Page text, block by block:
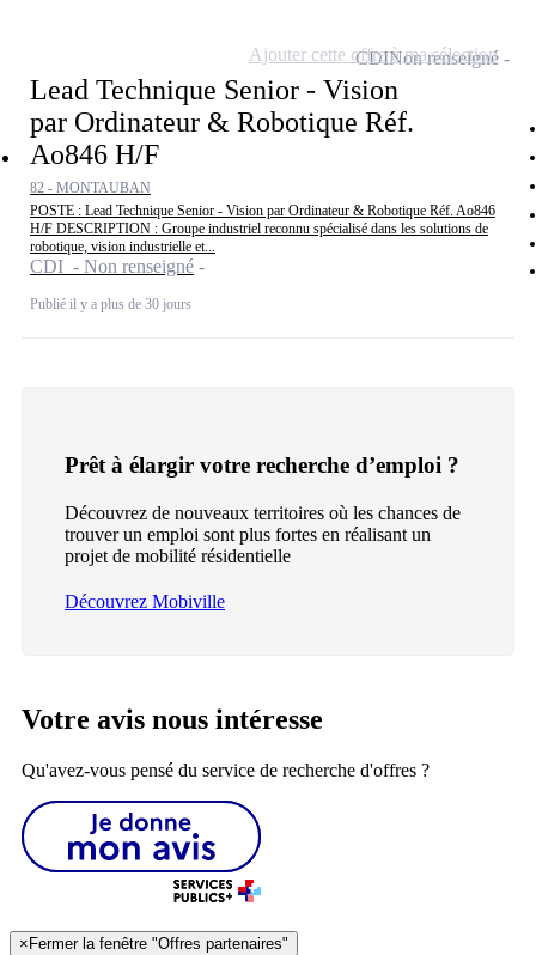
Lead Technique Senior - Vision
par Ordinateur & Robotique Réf.
Ao846 H/F
82 - MONTAUBAN
POSTE : Lead Technique Senior - Vision par Ordinateur & Robotique Réf. Ao846
H/F DESCRIPTION : Groupe industriel reconnu spécialisé dans les solutions de
robotique, vision industrielle et...
CDI - Non renseigné
Publié il y a plus de 30 jours
CDINon renseigné
Ajouter cette offre à ma sélection
Prêt à élargir votre recherche d’emploi ?
Découvrez de nouveaux territoires où les chances de
trouver un emploi sont plus fortes en réalisant un
projet de mobilité résidentielle
Découvrez Mobiville
Votre avis nous intéresse
Qu'avez-vous pensé du service de recherche d'offres ?
× Fermer la fenêtre "Offres partenaires"